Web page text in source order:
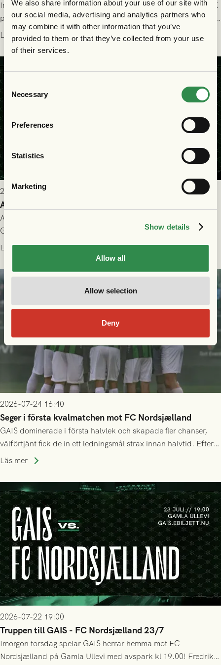
We also share information about your use of our site with
our social media, advertising and analytics partners who
may combine it with other information that you’ve
provided to them or that they’ve collected from your use
of their services.
Selection
Necessary
Preferences
Statistics
Marketing
Show details
Allow all
Allow selection
Deny
Imorgon söndag spelar GAIS herrar hemma mot Halmstads BK
på Gamla Ullevi med avspark kl 16.30! Fredrik Holmberg och
ledarstaben har tagit ut följande trupp till matchen:
Läs mer
2026-07-25 9:00
Allt du behöver veta inför GAIS - Halmstads BK 26/7
All evenemangsinformation du kan behöva inför ditt besök på
Gamla Ullevi och matchen mellan GAIS och Halmstads BK i
Allsvenskan! Avspark kl 16.30 på söndag 26/7.
Läs mer
2026-07-24 16:40
Seger i första kvalmatchen mot FC Nordsjælland
GAIS dominerade i första halvlek och skapade fler chanser,
välförtjänt fick de in ett ledningsmål strax innan halvtid. Efter
halvtidsvilan sjönk tempot när Nordsjälland tilläts ha mer av
seger! Matchfoto: Mikael Josefsson & Lasse Ekström
Läs mer
2026-07-22 19:00
Truppen till GAIS - FC Nordsjælland 23/7
Imorgon torsdag spelar GAIS herrar hemma mot FC
Nordsjælland på Gamla Ullevi med avspark kl 19.00! Fredrik